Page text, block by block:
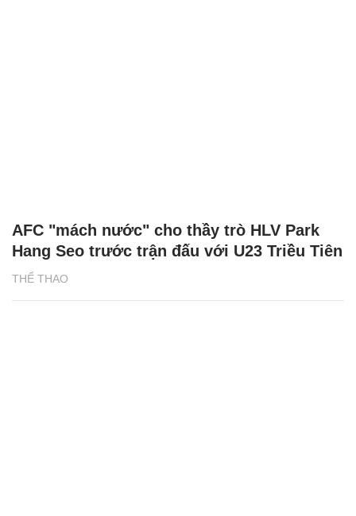
THỂ THAO
AFC "mách nước" cho thầy trò HLV Park
Hang Seo trước trận đấu với U23 Triều Tiên